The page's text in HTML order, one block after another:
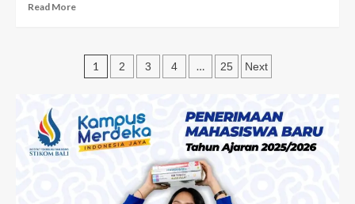
Read More
1 2 3 4 … 25 Next